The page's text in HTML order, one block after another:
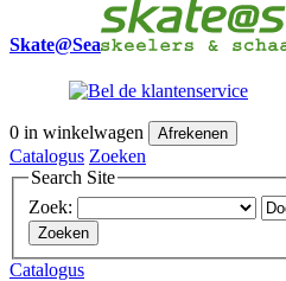
Skate@Sea
0 in winkelwagen Afrekenen
Catalogus Zoeken
Search Site
Zoek:
Zoeken
Catalogus